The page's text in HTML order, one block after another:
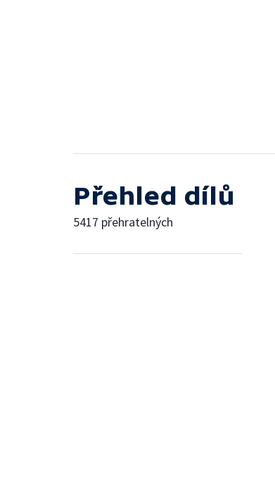
Přehled dílů
5417 přehratelných